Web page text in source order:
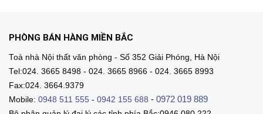
PHÒNG BÁN HÀNG MIỀN BẮC
Toà nhà Nội thất văn phòng - Số 352 Giải Phóng, Hà Nội
Tel:024. 3665 8498 - 024. 3665 8966 - 024. 3665 8993
Fax:024. 3664.9379
Mobile: 0948 511 555 - 0942 155 688 - 0972 019 889